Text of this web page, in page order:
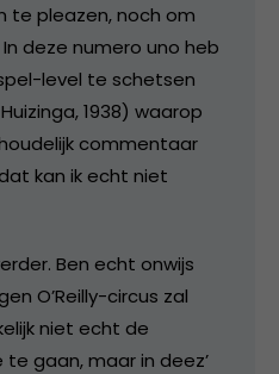
te pleazen, noch om
deze numero uno heb
level te schetsen
1938) waarop
commentaar
kan ik echt niet
Ben echt onwijs
O’Reilly-circus zal
niet echt de
gaan, maar in deez’